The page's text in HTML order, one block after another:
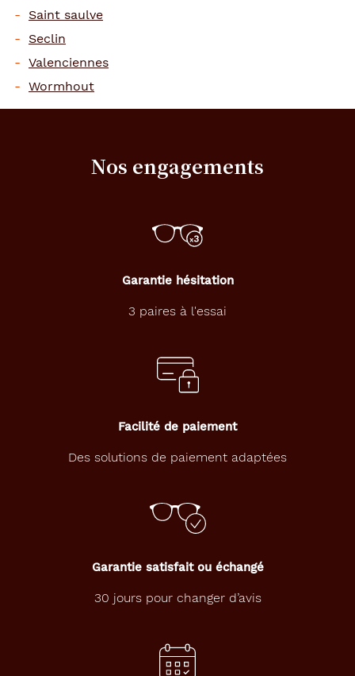
Saint saulve
Seclin
Valenciennes
Wormhout
Nos engagements
Garantie hésitation
3 paires à l'essai
Facilité de paiement
Des solutions de paiement adaptées
Garantie satisfait ou échangé
30 jours pour changer d’avis